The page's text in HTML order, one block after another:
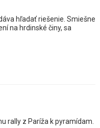
hľadať riešenie. Smiešne
na hrdinské činy, sa
rally z Paríža k pyramídam.